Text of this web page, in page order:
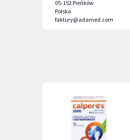
05-152Pieńków
Polska
faktury@adamed.com